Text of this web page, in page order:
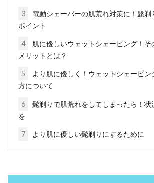
グクリームをうっかり持
髭剃りは「ジレッ
3
電動シェーバーの肌荒れ対策に！髭
ポイント
4
肌に優しいウェットシェービング！
メリットとは？
5
より肌に優しく！ウェットシェービン
方について
6
髭剃りで肌荒れをしてしまったら！状
を
7 より肌に優しい髭剃りにするために